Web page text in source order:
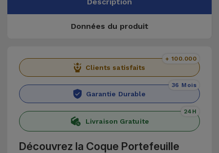
Données du produit
Clients satisfaits
+ 100.000
Garantie Durable
36 Mois
Livraison Gratuite
24H
Découvrez la Coque Portefeuille